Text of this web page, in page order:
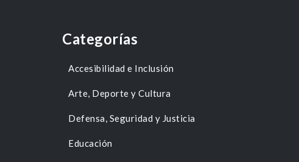
Categorías
Accesibilidad e Inclusión
Arte, Deporte y Cultura
Defensa, Seguridad y Justicia
Educación